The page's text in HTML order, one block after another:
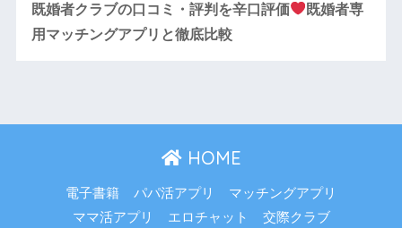
既婚者クラブの口コミ・評判を辛口評価
既婚者専
用マッチングアプリと徹底比較
HOME
電子書籍 パパ活アプリ
マッチングアプリ
ママ活アプリ
エロチャット 交際クラブ